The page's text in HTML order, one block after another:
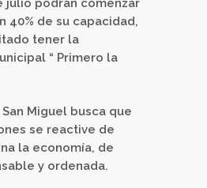
julio podrán comenzar
40% de su capacidad,
tener la
“ Primero la
Miguel busca que
se reactive de
la economía, de
y ordenada.